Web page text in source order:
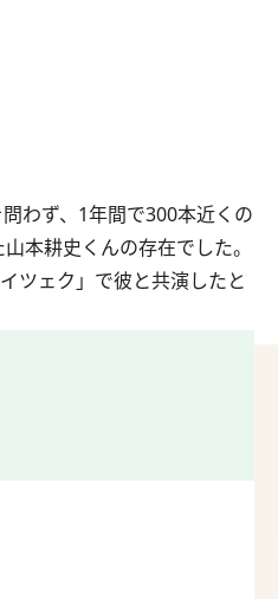
わず、1年間で300本近くの
本耕史くんの存在でした。
ツェク」で彼と共演したと